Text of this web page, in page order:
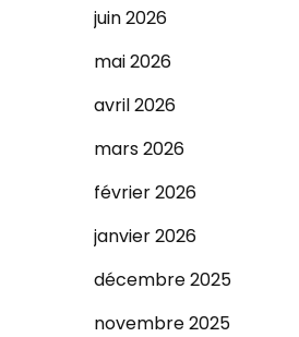
juin 2026
mai 2026
avril 2026
mars 2026
février 2026
janvier 2026
décembre 2025
novembre 2025